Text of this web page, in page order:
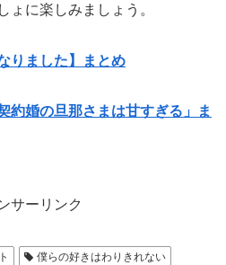
ょに楽しみましょう。
りました】まとめ
約婚の旦那さまは甘すぎる」ま
サーリンク
僕らの好きはわりきれない